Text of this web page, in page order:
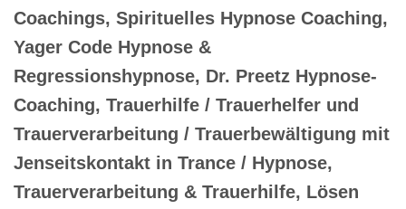
Coachings, Spirituelles Hypnose Coaching,
Yager Code Hypnose &
Regressionshypnose, Dr. Preetz Hypnose-
Coaching, Trauerhilfe / Trauerhelfer und
Trauerverarbeitung / Trauerbewältigung mit
Jenseitskontakt in Trance / Hypnose,
Trauerverarbeitung & Trauerhilfe, Lösen